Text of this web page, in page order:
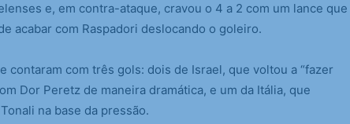
e, em contra-ataque, cravou o 4 a 2 com um lance que
acabar com Raspadori deslocando o goleiro.
contaram com três gols: dois de Israel, que voltou a “fazer
Dor Peretz de maneira dramática, e um da Itália, que
na base da pressão.